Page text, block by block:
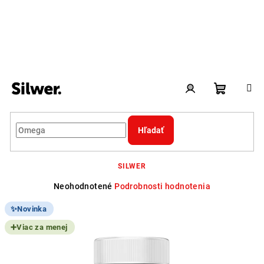
Hľadať
Herícium Extrakt
SILWER
produktu
je
0,0
Neohodnotené Podrobnosti hodnotenia
Novinka
Viac za menej